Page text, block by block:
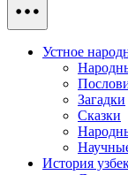
Устное
Загадки
Сказки
История